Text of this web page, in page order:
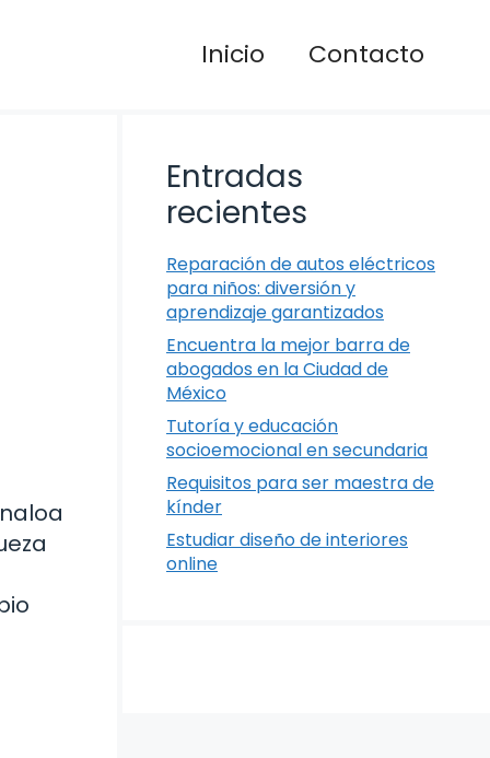
Inicio Contacto
Entradas
recientes
Reparación de autos eléctricos
para niños: diversión y
aprendizaje garantizados
Encuentra la mejor barra de
abogados en la Ciudad de
México
Tutoría y educación
socioemocional en secundaria
Requisitos para ser maestra de
kínder
Estudiar diseño de interiores
online